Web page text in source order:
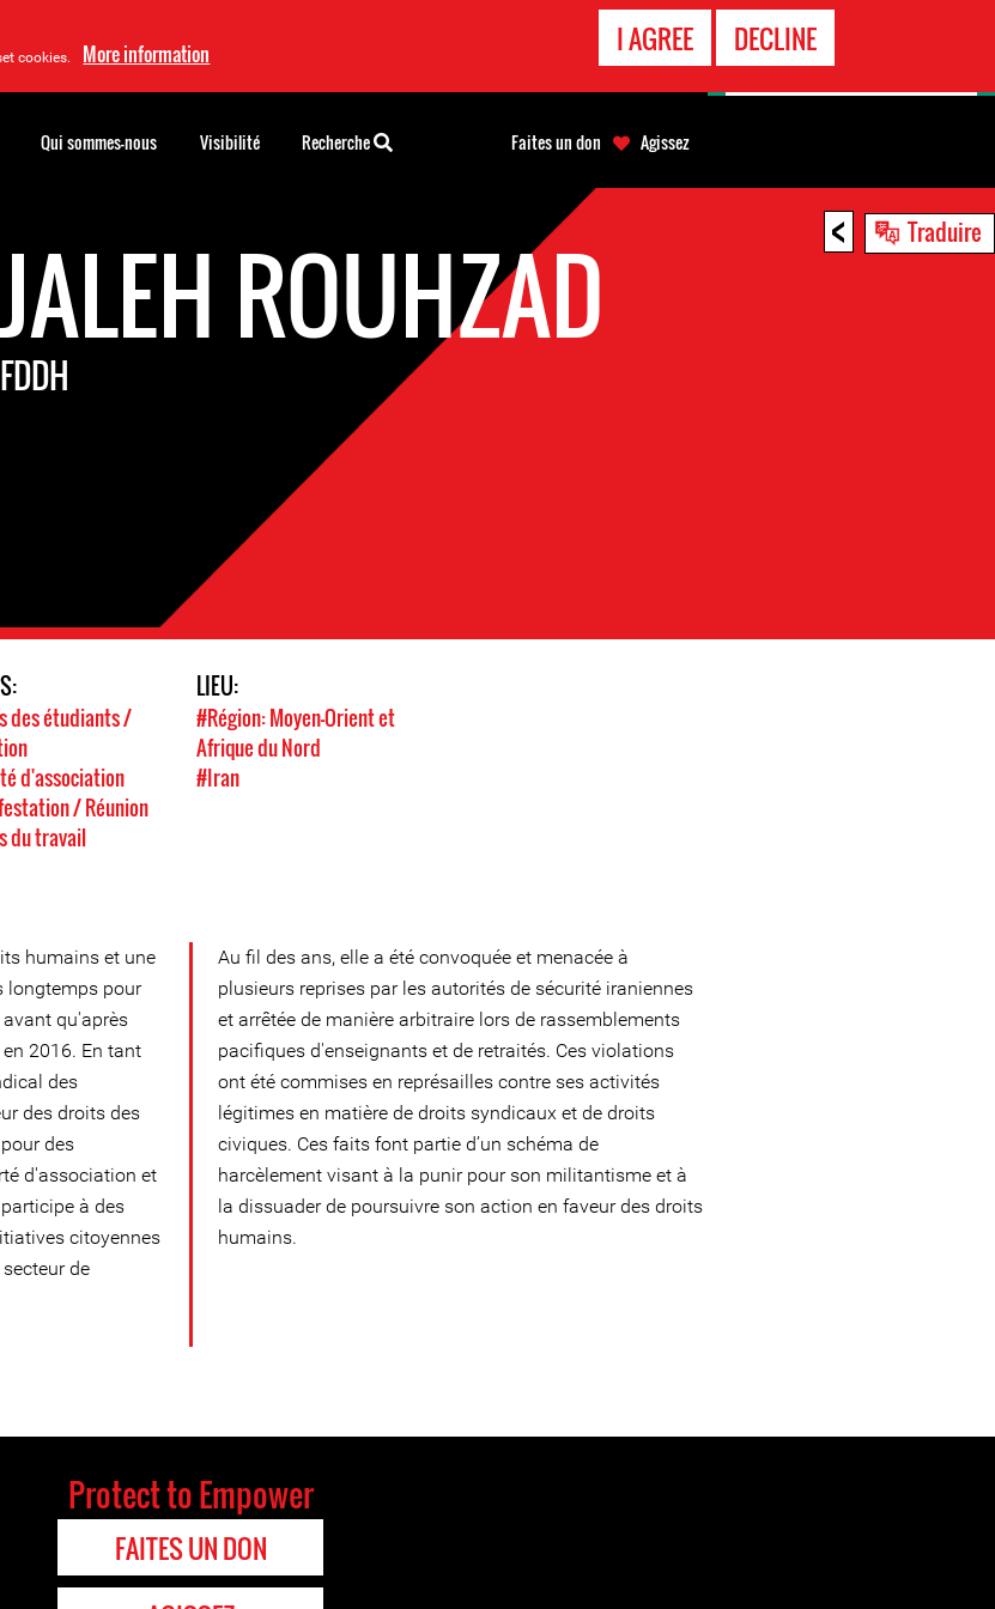
cookies. More information I AGREE DECLINE
< Traduire
JALEH ROUHZAD
FDDH
des étudiants /
d'association
/ Réunion
du travail
LIEU:
#Région: Moyen-Orient et
Afrique du Nord
#Iran
humains et une
longtemps pour
qu'après
2016. En tant
des
des droits des
des
d'association et
à des
citoyennes
de
Au fil des ans, elle a été convoquée et menacée à
plusieurs reprises par les autorités de sécurité iraniennes
et arrêtée de manière arbitraire lors de rassemblements
pacifiques d'enseignants et de retraités. Ces violations
ont été commises en représailles contre ses activités
légitimes en matière de droits syndicaux et de droits
civiques. Ces faits font partie d’un schéma de
harcèlement visant à la punir pour son militantisme et à
la dissuader de poursuivre son action en faveur des droits
humains.
Qui sommes-nous Visibilité Recherche Faites un don Agissez
Protect to Empower
FAITES UN DON
D'URGENCE